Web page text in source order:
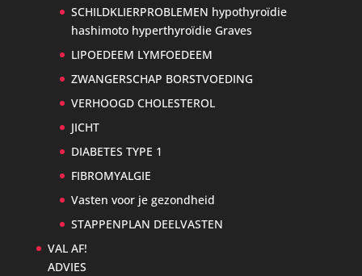
SCHILDKLIERPROBLEMEN hypothyroïdie
hashimoto hyperthyroïdie Graves
LIPOEDEEM LYMFOEDEEM
ZWANGERSCHAP BORSTVOEDING
VERHOOGD CHOLESTEROL
JICHT
DIABETES TYPE 1
FIBROMYALGIE
Vasten voor je gezondheid
STAPPENPLAN DEELVASTEN
VAL AF!
ADVIES